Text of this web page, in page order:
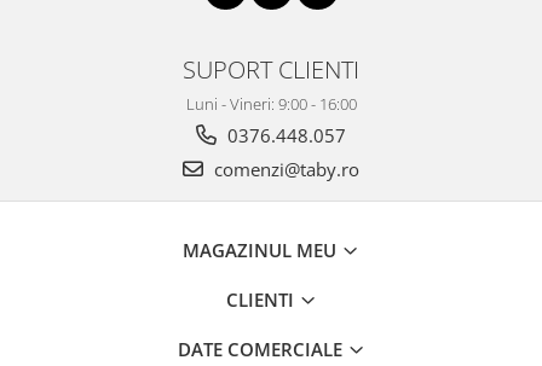
SUPORT CLIENTI
Luni - Vineri: 9:00 - 16:00
0376.448.057
comenzi@taby.ro
MAGAZINUL MEU
CLIENTI
DATE COMERCIALE